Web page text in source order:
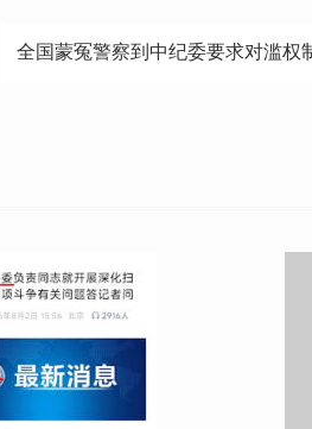
全国蒙冤警察到中纪委要求对滥权